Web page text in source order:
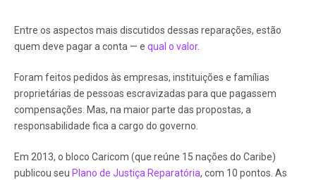
Entre os aspectos mais discutidos dessas reparações, estão
quem deve pagar a conta — e qual o valor.
Foram feitos pedidos às empresas, instituições e famílias
proprietárias de pessoas escravizadas para que pagassem
compensações. Mas, na maior parte das propostas, a
responsabilidade fica a cargo do governo.
Em 2013, o bloco Caricom (que reúne 15 nações do Caribe)
publicou seu Plano de Justiça Reparatória, com 10 pontos. As